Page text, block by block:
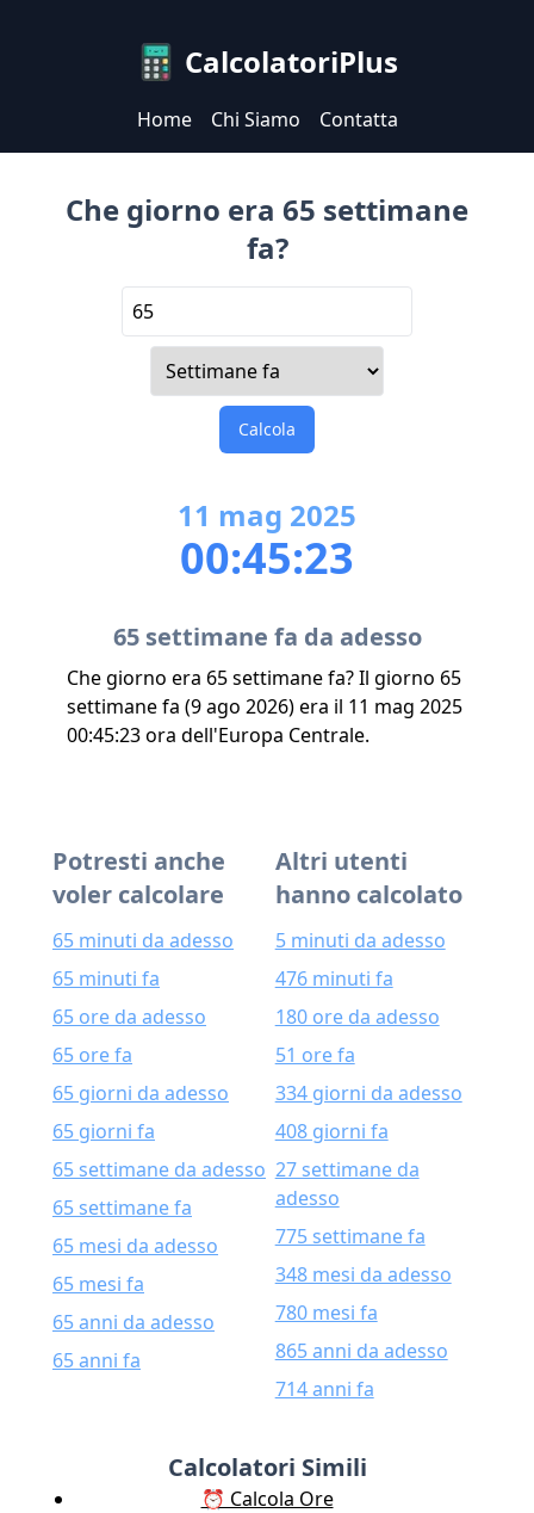
CalcolatoriPlus
Home Chi Siamo Contatta
Che giorno era 65 settimane
fa?
Calcola
11 mag 2025
00:45:23
65 settimane fa da adesso
Che giorno era 65 settimane fa? Il giorno 65
settimane fa (9 ago 2026) era il 11 mag 2025
00:45:23 ora dell'Europa Centrale.
Potresti anche
voler calcolare
65 minuti da adesso
65 minuti fa
65 ore da adesso
65 ore fa
65 giorni da adesso
65 giorni fa
65 settimane da adesso
65 settimane fa
65 mesi da adesso
65 mesi fa
65 anni da adesso
65 anni fa
Altri utenti
hanno calcolato
5 minuti da adesso
476 minuti fa
180 ore da adesso
51 ore fa
334 giorni da adesso
408 giorni fa
27 settimane da
adesso
775 settimane fa
348 mesi da adesso
780 mesi fa
865 anni da adesso
714 anni fa
Calcolatori Simili
⏰ Calcola Ore